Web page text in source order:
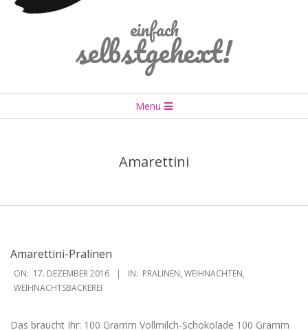
einfach
selbstgehext!
Navigation
Menu
Amarettini
Amarettini-Pralinen
2016-
12-
ON: 17. DEZEMBER 2016 IN: PRALINEN, WEIHNACHTEN,
WEIHNACHTSBÄCKEREI
Das braucht Ihr: 100 Gramm Vollmilch-Schokolade 100 Gramm